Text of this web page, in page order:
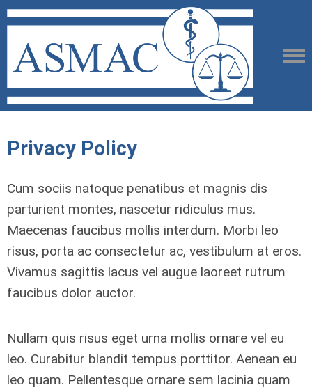
Privacy Policy
Cum sociis natoque penatibus et magnis dis
parturient montes, nascetur ridiculus mus.
Maecenas faucibus mollis interdum. Morbi leo
risus, porta ac consectetur ac, vestibulum at eros.
Vivamus sagittis lacus vel augue laoreet rutrum
faucibus dolor auctor.
Nullam quis risus eget urna mollis ornare vel eu
leo. Curabitur blandit tempus porttitor. Aenean eu
leo quam. Pellentesque ornare sem lacinia quam